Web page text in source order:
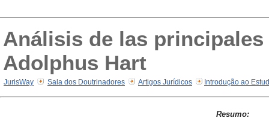
Análisis de las
Adolphus Hart
JurisWay Sala dos Doutrinadores Artigos Jurídicos Introdução ao
Resumo: